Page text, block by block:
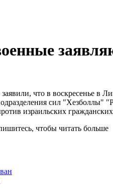
что в воскресенье в
сил "Хезболлы"
израильских
чтобы читать больше